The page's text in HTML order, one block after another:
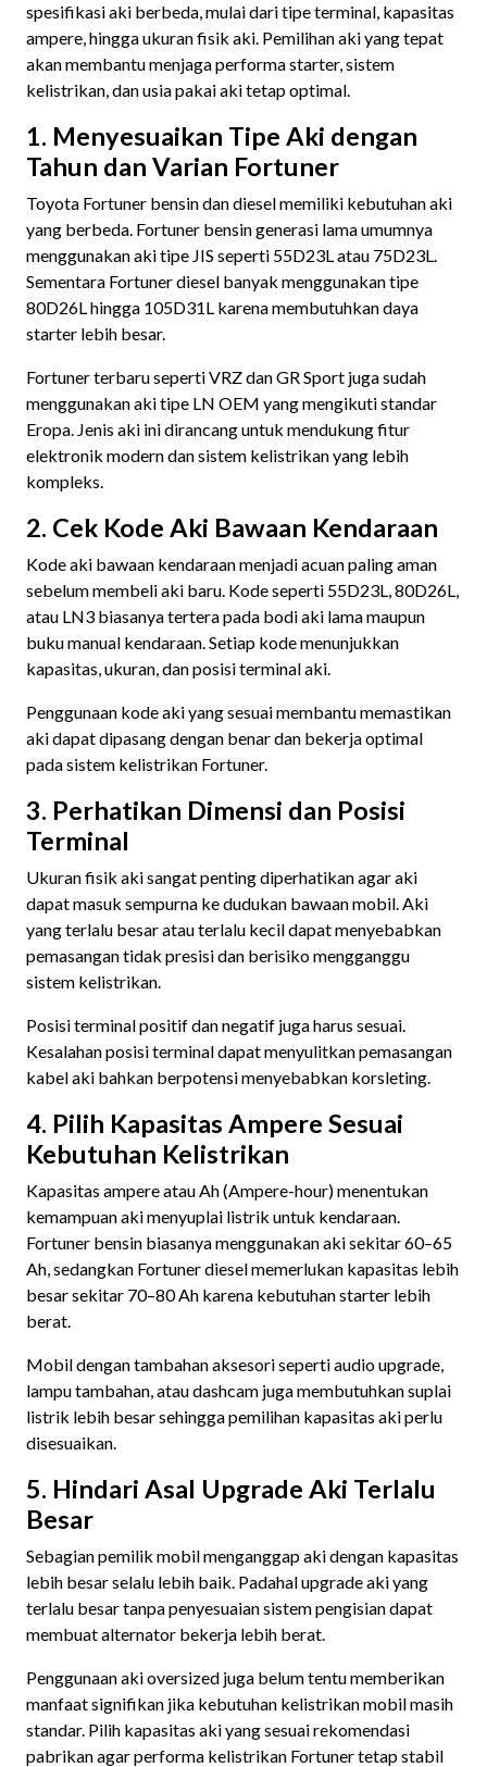
spesifikasi aki berbeda, mulai dari tipe terminal, kapasitas
ampere, hingga ukuran fisik aki. Pemilihan aki yang tepat
akan membantu menjaga performa starter, sistem
kelistrikan, dan usia pakai aki tetap optimal.
1. Menyesuaikan Tipe Aki dengan
Tahun dan Varian Fortuner
Toyota Fortuner bensin dan diesel memiliki kebutuhan aki
yang berbeda. Fortuner bensin generasi lama umumnya
menggunakan aki tipe JIS seperti 55D23L atau 75D23L.
Sementara Fortuner diesel banyak menggunakan tipe
80D26L hingga 105D31L karena membutuhkan daya
starter lebih besar.
Fortuner terbaru seperti VRZ dan GR Sport juga sudah
menggunakan aki tipe LN OEM yang mengikuti standar
Eropa. Jenis aki ini dirancang untuk mendukung fitur
elektronik modern dan sistem kelistrikan yang lebih
kompleks.
2. Cek Kode Aki Bawaan Kendaraan
Kode aki bawaan kendaraan menjadi acuan paling aman
sebelum membeli aki baru. Kode seperti 55D23L, 80D26L,
atau LN3 biasanya tertera pada bodi aki lama maupun
buku manual kendaraan. Setiap kode menunjukkan
kapasitas, ukuran, dan posisi terminal aki.
Penggunaan kode aki yang sesuai membantu memastikan
aki dapat dipasang dengan benar dan bekerja optimal
pada sistem kelistrikan Fortuner.
3. Perhatikan Dimensi dan Posisi
Terminal
Ukuran fisik aki sangat penting diperhatikan agar aki
dapat masuk sempurna ke dudukan bawaan mobil. Aki
yang terlalu besar atau terlalu kecil dapat menyebabkan
pemasangan tidak presisi dan berisiko mengganggu
sistem kelistrikan.
Posisi terminal positif dan negatif juga harus sesuai.
Kesalahan posisi terminal dapat menyulitkan pemasangan
kabel aki bahkan berpotensi menyebabkan korsleting.
4. Pilih Kapasitas Ampere Sesuai
Kebutuhan Kelistrikan
Kapasitas ampere atau Ah (Ampere-hour) menentukan
kemampuan aki menyuplai listrik untuk kendaraan.
Fortuner bensin biasanya menggunakan aki sekitar 60–65
Ah, sedangkan Fortuner diesel memerlukan kapasitas lebih
besar sekitar 70–80 Ah karena kebutuhan starter lebih
berat.
Mobil dengan tambahan aksesori seperti audio upgrade,
lampu tambahan, atau dashcam juga membutuhkan suplai
listrik lebih besar sehingga pemilihan kapasitas aki perlu
disesuaikan.
5. Hindari Asal Upgrade Aki Terlalu
Besar
Sebagian pemilik mobil menganggap aki dengan kapasitas
lebih besar selalu lebih baik. Padahal upgrade aki yang
terlalu besar tanpa penyesuaian sistem pengisian dapat
membuat alternator bekerja lebih berat.
Penggunaan aki oversized juga belum tentu memberikan
manfaat signifikan jika kebutuhan kelistrikan mobil masih
standar. Pilih kapasitas aki yang sesuai rekomendasi
pabrikan agar performa kelistrikan Fortuner tetap stabil